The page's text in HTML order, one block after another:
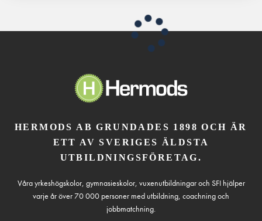
HERMODS AB GRUNDADES 1898 OCH ÄR
ETT AV SVERIGES ÄLDSTA
UTBILDNINGSFÖRETAG.
Våra yrkeshögskolor, gymnasieskolor, vuxenutbildningar och SFI hjälper
varje år över 70 000 personer med utbildning, coachning och
jobbmatchning.